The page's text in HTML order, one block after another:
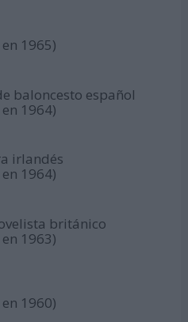
1965)
baloncesto español
1964)
irlandés
1964)
británico
1963)
1960)